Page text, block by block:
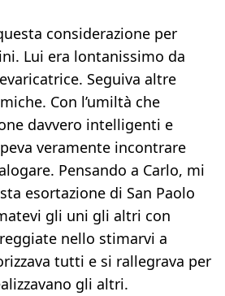
considerazione per
Lui era lontanissimo da
Seguiva altre
Con l’umiltà che
davvero intelligenti e
veramente incontrare
Pensando a Carlo, mi
esortazione di San Paolo
gli uni gli altri con
nello stimarvi a
tutti e si rallegrava per
gli altri.